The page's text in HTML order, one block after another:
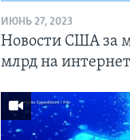
ИЮНЬ 27, 2023
Новости США за
млрд на интернет